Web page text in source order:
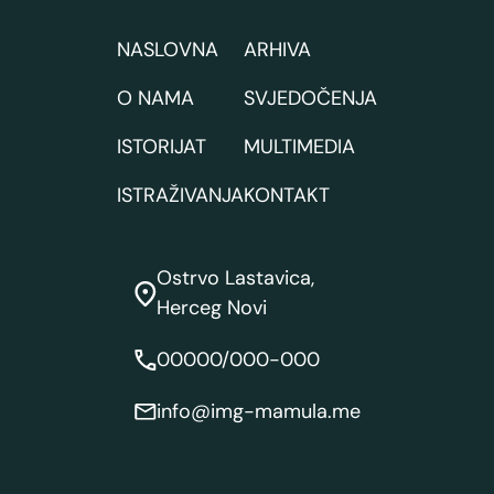
NASLOVNA
O NAMA
ISTORIJAT
ISTRAŽIVANJA
ARHIVA
SVJEDOČENJA
MULTIMEDIA
KONTAKT
Ostrvo Lastavica,
Herceg Novi
00000/000-000
info@img-mamula.me